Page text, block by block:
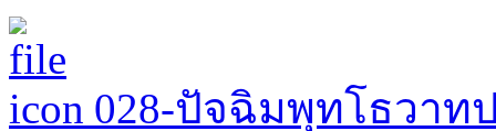
028-ปัจฉิมพุทโธวาท